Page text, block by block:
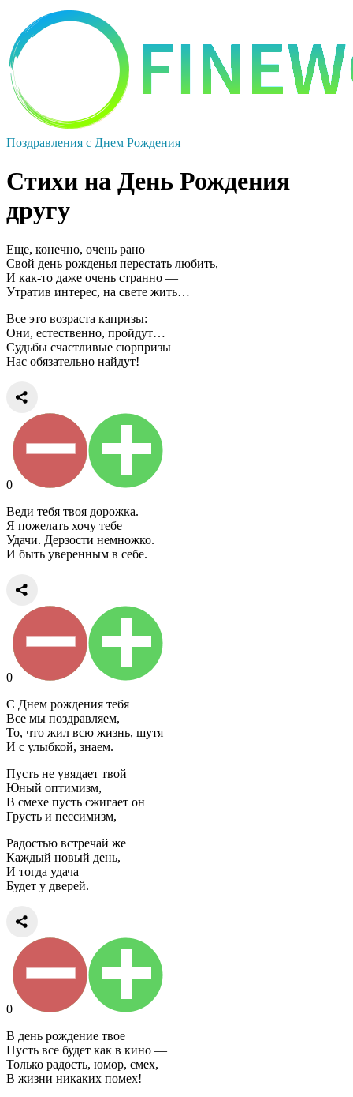
Поздравления с Днем Рождения
Стихи на День Рождения
другу
Еще, конечно, очень рано
Свой день рожденья перестать любить,
И как-то даже очень странно —
Утратив интерес, на свете жить…
Все это возраста капризы:
Они, естественно, пройдут…
Судьбы счастливые сюрпризы
Нас обязательно найдут!
0
Веди тебя твоя дорожка.
Я пожелать хочу тебе
Удачи. Дерзости немножко.
И быть уверенным в себе.
0
С Днем рождения тебя
Все мы поздравляем,
То, что жил всю жизнь, шутя
И с улыбкой, знаем.
Пусть не увядает твой
Юный оптимизм,
В смехе пусть сжигает он
Грусть и пессимизм,
Радостью встречай же
Каждый новый день,
И тогда удача
Будет у дверей.
0
В день рождение твое
Пусть все будет как в кино —
Только радость, юмор, смех,
В жизни никаких помех!